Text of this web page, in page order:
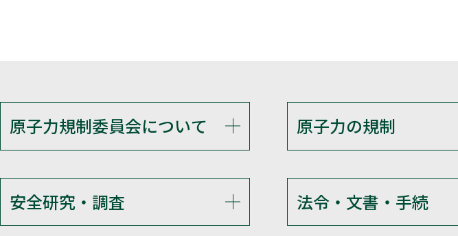
原子力規制委員会について 原子力の規制
安全研究・調査 法令・文書・手続